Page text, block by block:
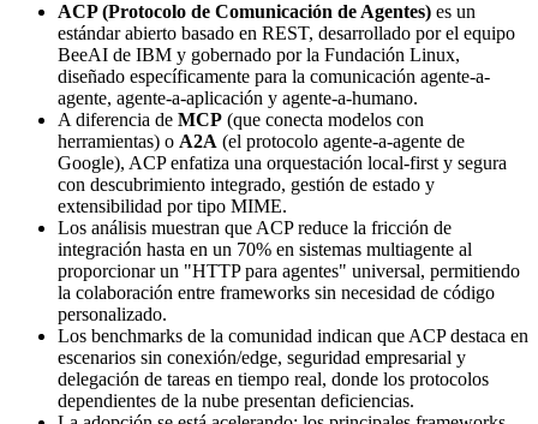
ACP (Protocolo de Comunicación de Agentes) es un
estándar abierto basado en REST, desarrollado por el equipo
BeeAI de IBM y gobernado por la Fundación Linux,
diseñado específicamente para la comunicación agente-a-
agente, agente-a-aplicación y agente-a-humano.
A diferencia de MCP (que conecta modelos con
herramientas) o A2A (el protocolo agente-a-agente de
Google), ACP enfatiza una orquestación local-first y segura
con descubrimiento integrado, gestión de estado y
extensibilidad por tipo MIME.
Los análisis muestran que ACP reduce la fricción de
integración hasta en un 70% en sistemas multiagente al
proporcionar un "HTTP para agentes" universal, permitiendo
la colaboración entre frameworks sin necesidad de código
personalizado.
Los benchmarks de la comunidad indican que ACP destaca en
escenarios sin conexión/edge, seguridad empresarial y
delegación de tareas en tiempo real, donde los protocolos
dependientes de la nube presentan deficiencias.